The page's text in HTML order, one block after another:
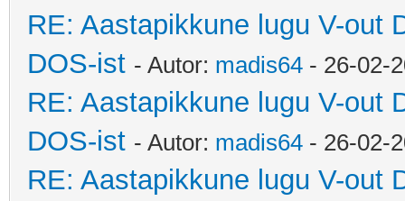
RE: Aastapikkune lugu V-out
DOS-ist - Autor: madis64 - 26-02-
RE: Aastapikkune lugu V-out
DOS-ist - Autor: madis64 - 26-02-
RE: Aastapikkune lugu V-out